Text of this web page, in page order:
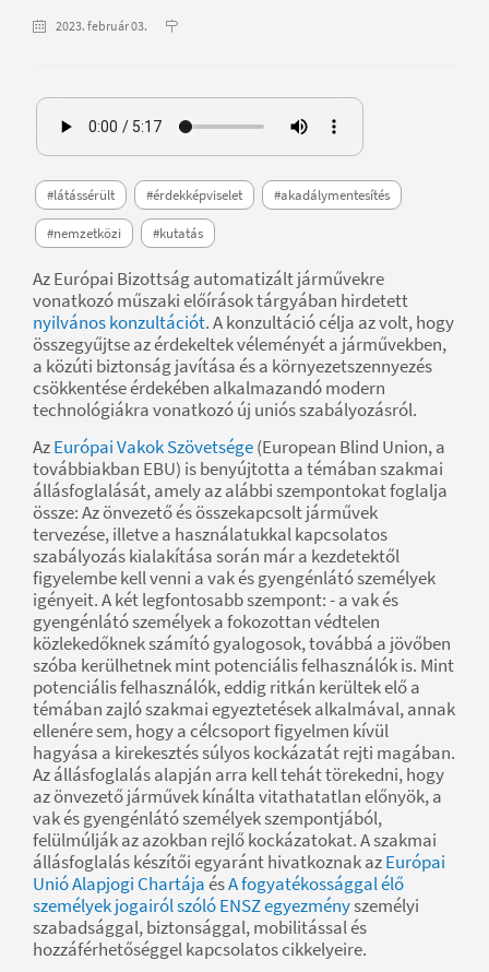
2023. február 03.
#látássérült #érdekképviselet #akadálymentesítés
#nemzetközi #kutatás
Az Európai Bizottság automatizált járművekre
vonatkozó műszaki előírások tárgyában hirdetett
nyilvános konzultációt. A konzultáció célja az volt, hogy
összegyűjtse az érdekeltek véleményét a járművekben,
a közúti biztonság javítása és a környezetszennyezés
csökkentése érdekében alkalmazandó modern
technológiákra vonatkozó új uniós szabályozásról.
AzEurópai Vakok Szövetsége(European Blind Union, a
továbbiakban EBU) is benyújtotta a témában szakmai
állásfoglalását, amely az alábbi szempontokat foglalja
össze: Az önvezető és összekapcsolt járművek
tervezése, illetve a használatukkal kapcsolatos
szabályozás kialakítása során már a kezdetektől
figyelembe kell venni a vak és gyengénlátó személyek
igényeit. A két legfontosabb szempont: - a vak és
gyengénlátó személyek a fokozottan védtelen
közlekedőknek számító gyalogosok, továbbá a jövőben
szóba kerülhetnek mint potenciális felhasználók is. Mint
potenciális felhasználók, eddig ritkán kerültek elő a
témában zajló szakmai egyeztetések alkalmával, annak
ellenére sem, hogy a célcsoport figyelmen kívül
hagyása a kirekesztés súlyos kockázatát rejti magában.
Az állásfoglalás alapján arra kell tehát törekedni, hogy
az önvezető járművek kínálta vitathatatlan előnyök, a
vak és gyengénlátó személyek szempontjából,
felülmúlják az azokban rejlő kockázatokat. A szakmai
állásfoglalás készítői egyaránt hivatkoznak azEurópai
Unió Alapjogi ChartájaésA fogyatékossággal élő
személyek jogairól szóló ENSZ egyezményszemélyi
szabadsággal, biztonsággal, mobilitással és
hozzáférhetőséggel kapcsolatos cikkelyeire.